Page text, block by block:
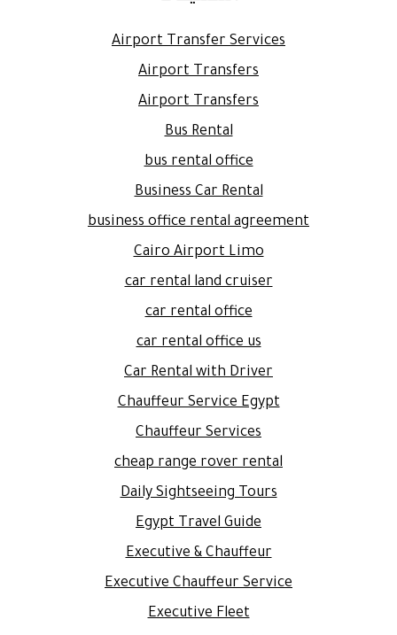
Airport Transfer Services
Airport Transfers
Airport Transfers
Bus Rental
bus rental office
Business Car Rental
business office rental agreement
Cairo Airport Limo
car rental land cruiser
car rental office
car rental office us
Car Rental with Driver
Chauffeur Service Egypt
Chauffeur Services
cheap range rover rental
Daily Sightseeing Tours
Egypt Travel Guide
Executive & Chauffeur
Executive Chauffeur Service
Executive Fleet